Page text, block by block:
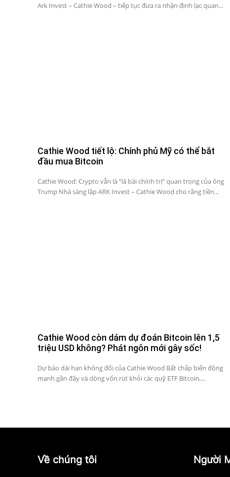
Ark Invest – Cathie Wood – tiếp tục đưa ra nhận định lạc quan...
Cathie Wood tiết lộ: Chính phủ Mỹ có thể bắt
đầu mua Bitcoin
Cathie Wood: Crypto vẫn là “lá bài chính trị” quan trọng của ông
Trump Nhà sáng lập ARK Invest – Cathie Wood cho rằng tiền...
Cathie Wood còn dám dự đoán Bitcoin lên 1,5
triệu USD không? Phát ngôn mới gây sốc!
Dự báo dài hạn không đổi của Cathie Wood Bất chấp biến động
mạnh gần đây và dòng vốn rút khỏi các quỹ ETF Bitcoin,...
Về chúng tôi Người